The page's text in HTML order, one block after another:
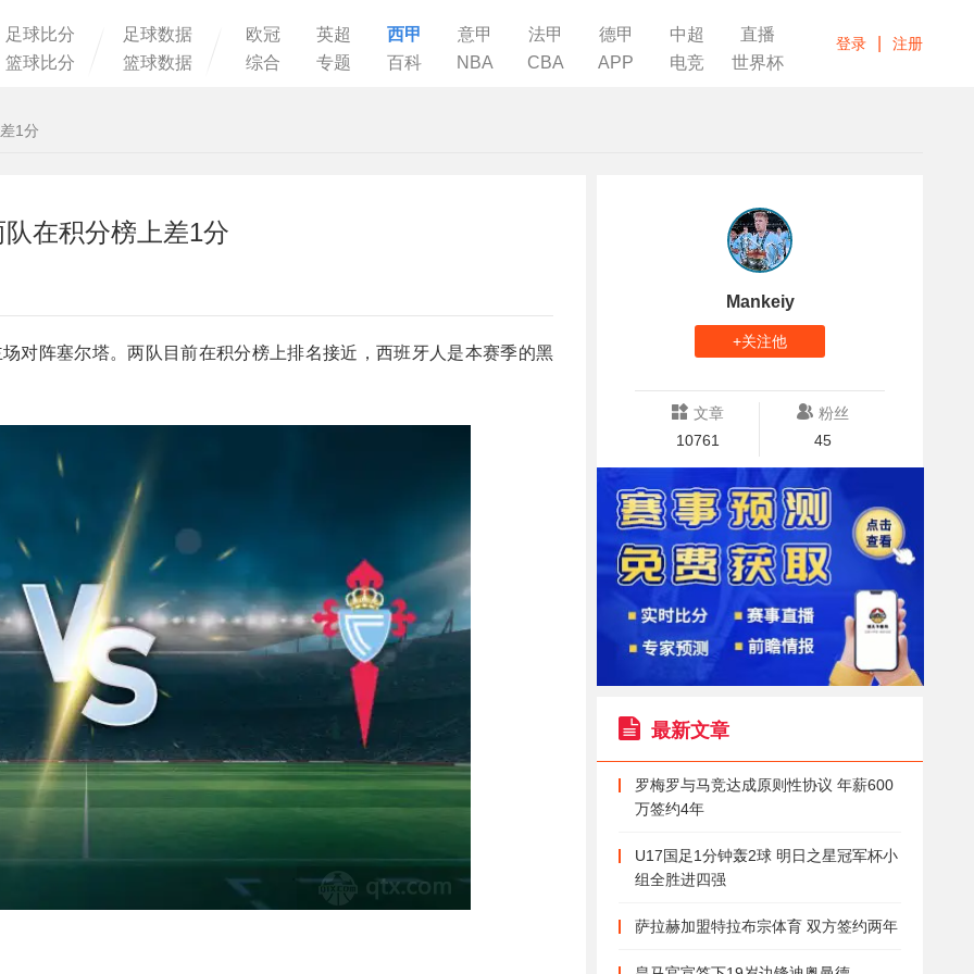
足球比分
篮球比分
足球数据
篮球数据
欧冠 英超 西甲 意甲 法甲 德甲 中超
直播
综合
专题 百科 NBA CBA APP 电竞 世界杯
登录 注册
1分
在积分榜上差1分
对阵塞尔塔。两队目前在积分榜上排名接近，西班牙人是本赛季的黑
Mankeiy
+关注他
文章
10761
粉丝
45
最新文章
罗梅罗与马竞达成原则性协议 年薪600
万签约4年
U17国足1分钟轰2球 明日之星冠军杯小
组全胜进四强
萨拉赫加盟特拉布宗体育 双方签约两年